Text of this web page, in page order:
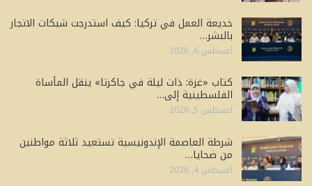
خديعة العمل في تركيا: كيف استدرجت شبكات الاتجار
بالبشر…
أغسطس 6, 2026
كتاب «غزة: ذات ليلة في جاكرتا» ينقل المأساة
الفلسطينية إلى…
أغسطس 5, 2026
شرطة العاصمة الإندونيسية تستعيد ثلاثة مواطنين
من ضحايا…
أغسطس 4, 2026